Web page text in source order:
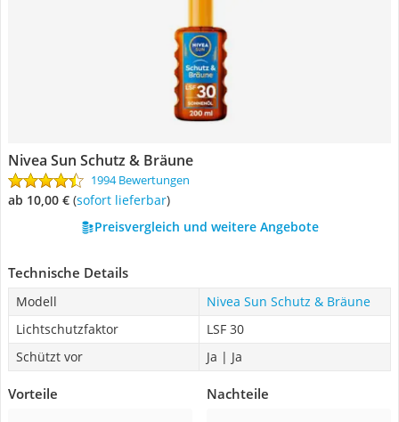
Nivea Sun Schutz & Bräune
1994 Bewertungen
ab 10,00 € ( Sofort lieferbar)
Preisvergleich und weitere Angebote
Technische Details
Modell
Nivea Sun Schutz & Bräune
Lichtschutzfaktor
LSF 30
Schützt vor
Ja | Ja
Vorteile Nachteile